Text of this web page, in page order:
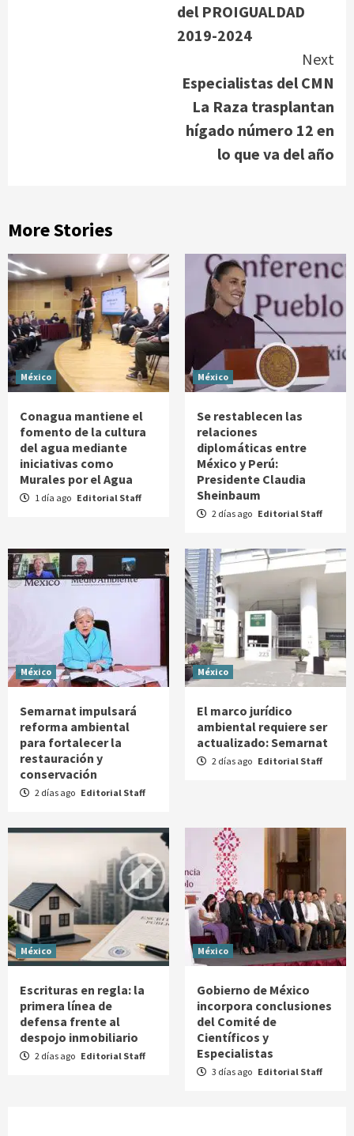
del PROIGUALDAD
2019-2024
Next
Especialistas del CMN
La Raza trasplantan
hígado número 12 en
lo que va del año
More Stories
México
Conagua mantiene el
fomento de la cultura
del agua mediante
iniciativas como
Murales por el Agua
1 día ago Editorial Staff
México
Se restablecen las
relaciones
diplomáticas entre
México y Perú:
Presidente Claudia
Sheinbaum
2 días ago Editorial Staff
México
Semarnat impulsará
reforma ambiental
para fortalecer la
restauración y
conservación
2 días ago Editorial Staff
México
El marco jurídico
ambiental requiere ser
actualizado: Semarnat
2 días ago Editorial Staff
México
Escrituras en regla: la
primera línea de
defensa frente al
despojo inmobiliario
2 días ago Editorial Staff
México
Gobierno de México
incorpora conclusiones
del Comité de
Científicos y
Especialistas
3 días ago Editorial Staff